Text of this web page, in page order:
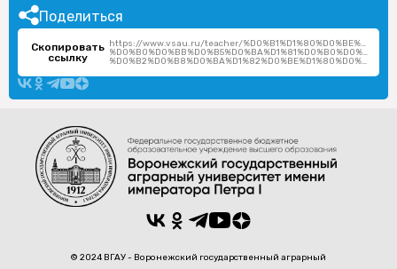
Поделиться
Скопировать
ссылку
https://www.vsau.ru/teacher/
%D0%B2%D0%B8%D0%BA%D1%82%D0%BE%D1%80%D0%BE%D0%B2%D0%BD%D0%B0/
© 2024 ВГАУ - Воронежский государственный аграрный